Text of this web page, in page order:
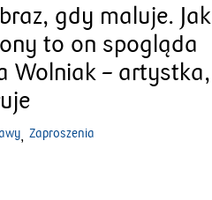
gdy maluje. Jak
to on spogląda
Wolniak – artystka,
, Zaproszenia